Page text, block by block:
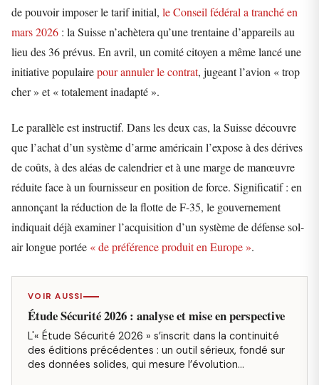
de pouvoir imposer le tarif initial, le Conseil fédéral a tranché en
mars 2026 : la Suisse n’achètera qu’une trentaine d’appareils au
lieu des 36 prévus. En avril, un comité citoyen a même lancé une
initiative populairepour annuler le contrat, jugeant l’avion « trop
cher » et « totalement inadapté ».
Le parallèle est instructif. Dans les deux cas, la Suisse découvre
que l’achat d’un système d’arme américain l’expose à des dérives
de coûts, à des aléas de calendrier et à une marge de manœuvre
réduite face à un fournisseur en position de force. Significatif : en
annonçant la réduction de la flotte de F-35, le gouvernement
indiquait déjà examiner l’acquisition d’un système de défense sol-
air longue portée « de préférence produit en Europe ».
VOIR AUSSI
Étude Sécurité 2026 : analyse et mise en perspective
L'« Étude Sécurité 2026 » s’inscrit dans la continuité
des éditions précédentes : un outil sérieux, fondé sur
des données solides, qui mesure l’évolution…